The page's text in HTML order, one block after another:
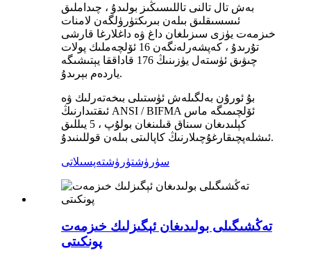
بەش تال تالنى تاللىسىڭىز بولىدۇ ، چىداملىق
ئىسسىقلىق بىلەن بىرىكتۈرۈلگەن لامنات
خىزمەت يۈزى سىزىلغان داغ ۋە داغلارغا قارشى
تۇرىدۇ ، كەپشەرلەنگەن 16 ئۆلچەملىك پولات
چىۋىق ئۈستەل يۈزىنىڭ 176 قاداققا يېتىشىگە
ياردەم بېرىدۇ.
بۇ ئورۇن بەلگىلەش ئۈستىلى بىخەتەرلىك ۋە
ئىقتىدارنىڭ ANSI / BIFMA ئۆلچىمىگە ماس
كېلىدىغان سىناق قىلىنغان بولۇپ ، 5 يىللىق
ئىشلەپچىقارغۇچىلارنىڭ كاپالىتى بىلەن قوللىنىدۇ.
سۈرۈشتۈرۈشتەپسىلاتى
تەڭشىگىلى بولىدىغان ئېگىزلىك خىزمەت
پونكىتى